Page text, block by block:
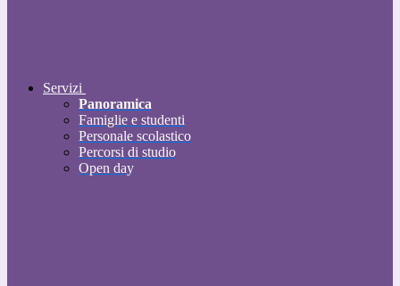
Servizi
Panoramica
Famiglie e studenti
Personale scolastico
Percorsi di studio
Open day